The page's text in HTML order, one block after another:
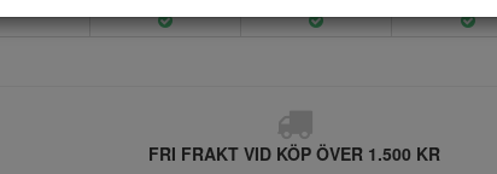
FRI FRAKT VID KÖP ÖVER 1.500 KR